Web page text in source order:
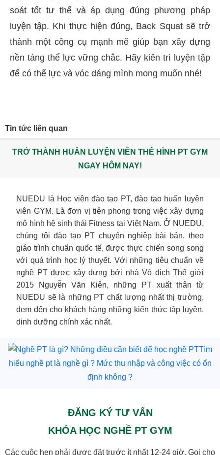
soát tốt tư thế và áp dụng đúng phương pháp
luyện tập. Khi thực hiện đúng, Back Squat sẽ trở
thành một công cụ mạnh mẽ giúp bạn xây dựng
nền tảng thể lực vững chắc. Hãy kiên trì luyện tập
để có thể lực và vóc dáng mình mong muốn nhé!
Tin tức liên quan
TRỞ THÀNH HUẤN LUYỆN VIÊN THỂ HÌNH PT GYM
NGAY HÔM NAY!
NUEDU là Học viện đào tạo PT, đào tạo huấn luyện
viên GYM. Là đơn vị tiên phong trong việc xây dựng
mô hình hệ sinh thái Fitness tại Việt Nam. Ở NUEDU,
chúng tôi đào tạo PT chuyên nghiệp bài bản, theo
giáo trình chuẩn quốc tế, được thực chiến song song
với quá trình học lý thuyết. Với những tiêu chuẩn về
nghề PT được xây dựng bởi nhà Vô địch Thế giới
2015 Nguyễn Văn Kiên, những PT xuất thân từ
NUEDU sẽ là những PT chất lượng nhất thị trường,
đem đến cho khách hàng những kiến thức tập luyện,
dinh dưỡng chính xác nhất.
Tìm
hiểu nghề pt là nghề gì ? Mức thu nhập và công việc có ổn
định không ?
ĐĂNG KÝ TƯ VẤN
KHÓA HỌC NGHỀ PT GYM
Các cuộc hẹn phải được đặt trước ít nhất 12-24 giờ. Gọi cho